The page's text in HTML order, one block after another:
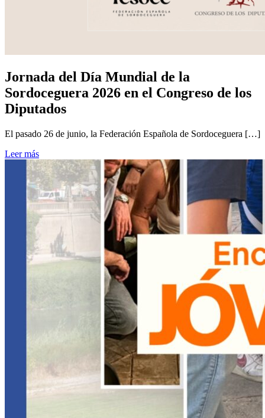
Jornada del Día Mundial de la
Sordoceguera 2026 en el Congreso de los
Diputados
El pasado 26 de junio, la Federación Española de Sordoceguera […]
Leer más